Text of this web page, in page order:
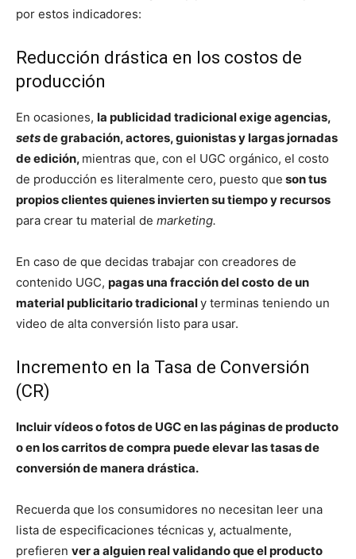
por estos indicadores:
Reducción drástica en los costos de
producción
En ocasiones, la publicidad tradicional exige agencias,
setsde grabación, actores, guionistas y largas jornadas
de edición, mientras que, con el UGC orgánico, el costo
de producción es literalmente cero, puesto que son tus
propios clientes quienes invierten su tiempo y recursos
para crear tu material de marketing.
En caso de que decidas trabajar con creadores de
contenido UGC, pagas una fracción del costo de un
material publicitario tradicionaly terminas teniendo un
video de alta conversión listo para usar.
Incremento en la Tasa de Conversión
(CR)
Incluir vídeos o fotos de UGC en las páginas de producto
o en los carritos de compra puede elevar las tasas de
conversión de manera drástica.
Recuerda que los consumidores no necesitan leer una
lista de especificaciones técnicas y, actualmente,
prefieren ver a alguien real validando que el producto